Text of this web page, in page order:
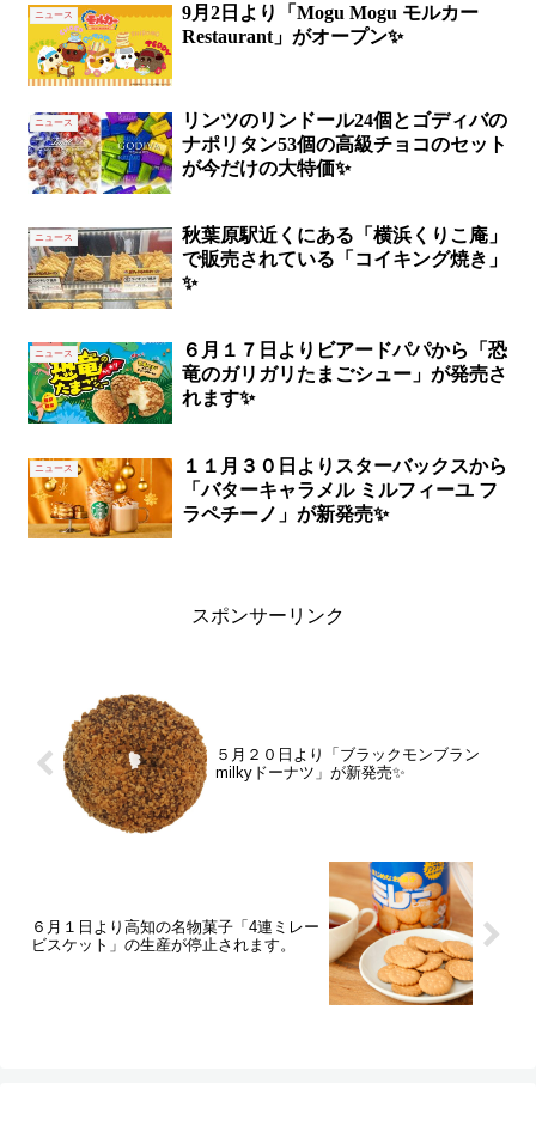
ニュース
9月2日より「Mogu Mogu モルカー
Restaurant」がオープン✨
ニュース
リンツのリンドール24個とゴディバの
ナポリタン53個の高級チョコのセット
が今だけの大特価✨
ニュース
秋葉原駅近くにある「横浜くりこ庵」
で販売されている「コイキング焼き」
✨
ニュース
６月１７日よりビアードパパから「恐
竜のガリガリたまごシュー」が発売さ
れます✨
ニュース
１１月３０日よりスターバックスから
「バターキャラメル ミルフィーユ フ
ラペチーノ」が新発売✨
スポンサーリンク
５月２０日より「ブラックモンブラン
milkyドーナツ」が新発売✨
６月１日より高知の名物菓子「4連ミレー
ビスケット」の生産が停止されます。